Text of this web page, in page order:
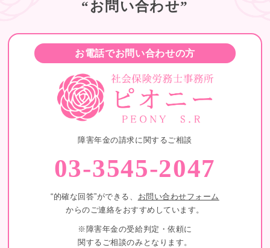
“お問い合わせ”
お電話でお問い合わせの方
障害年金の請求に関するご相談
03-3545-2047
“的確な回答”ができる、 お問い合わせフォーム
からのご連絡をおすすめしています。
※障害年金の受給判定・依頼に
関するご相談のみとなります。